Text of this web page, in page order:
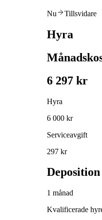
Nu Tillsvidare
Hyra
6 297 kr
Hyra
6 000 kr
Serviceavgift
297 kr
Deposition
1 månad
Kvalificerade